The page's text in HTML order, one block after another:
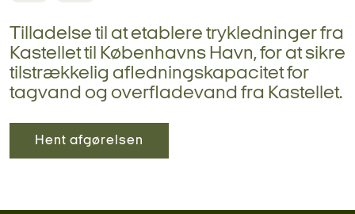
Tilladelse til at etablere trykledninger fra
Kastellet til Københavns Havn, for at sikre
tilstrækkelig afledningskapacitet for
tagvand og overfladevand fra Kastellet.
Hent afgørelsen